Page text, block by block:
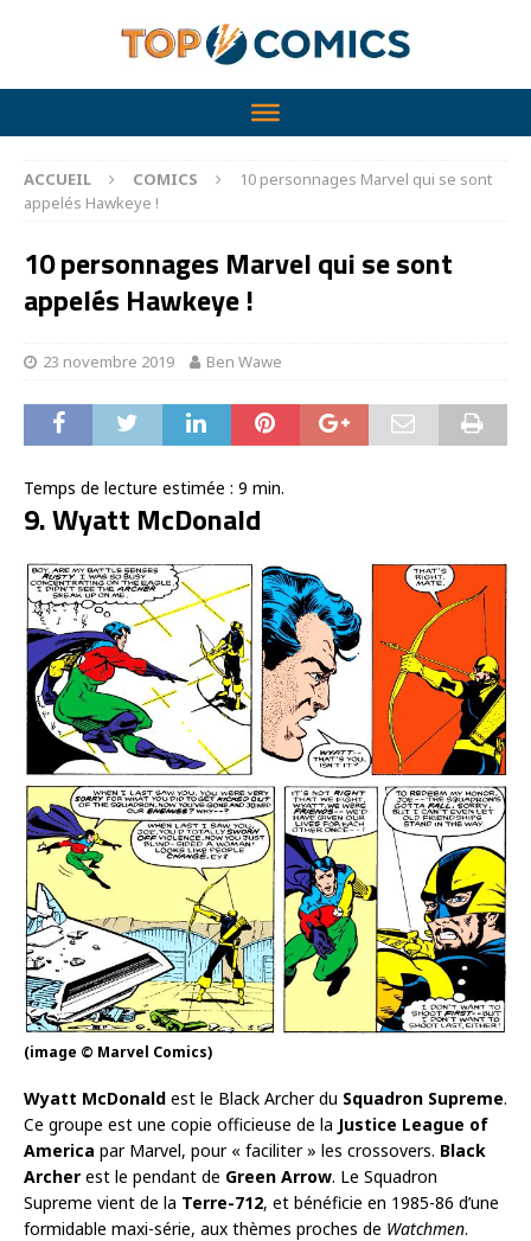
ACCUEIL COMICS
10 personnages Marvel qui se sont
appelés Hawkeye !
10 personnages Marvel qui se sont
appelés Hawkeye !
23 novembre 2019 Ben Wawe
Temps de lecture estimée : 9 min.
9. Wyatt McDonald
(image © Marvel Comics)
Wyatt McDonald est le Black Archer du Squadron Supreme.
Ce groupe est une copie officieuse de la Justice League of
America par Marvel, pour « faciliter » les crossovers. Black
Archer est le pendant de Green Arrow. Le Squadron
Supreme vient de la Terre-712, et bénéficie en 1985-86 d’une
formidable maxi-série, aux thèmes proches de Watchmen.